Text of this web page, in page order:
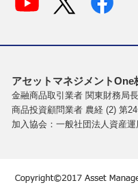
アセットマネジメントOne
金融商品取引業者 関東財務局
商品投資顧問業者 農経 (2) 第
加入協会：一般社団法人資産運